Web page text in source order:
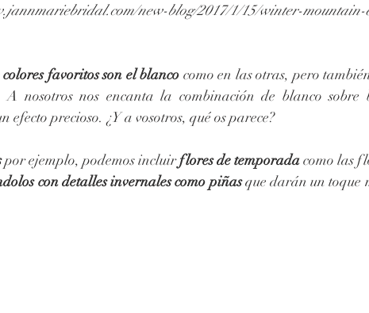
new-blog/2017/1/15/winter-mountain-
colores favoritos son el blanco como en las otras, pero
A nosotros nos encanta la combinación de blanco sobre
efecto precioso. ¿Y a vosotros, qué os parece?
por ejemplo, podemos incluir flores de temporada como las
con detalles invernales como piñas que darán un toque